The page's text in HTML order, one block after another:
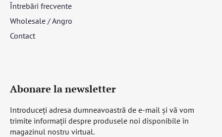
Întrebări frecvente
Wholesale / Angro
Contact
Abonare la newsletter
Introduceţi adresa dumneavoastră de e-mail şi vă vom
trimite informaţii despre produsele noi disponibile în
magazinul nostru virtual.